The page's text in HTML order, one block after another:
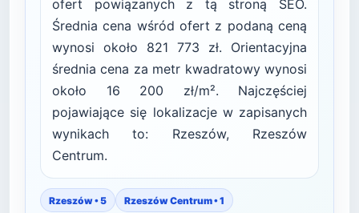
ofert powiązanych z tą stroną SEO.
Średnia cena wśród ofert z podaną ceną
wynosi około 821 773 zł. Orientacyjna
średnia cena za metr kwadratowy wynosi
około 16 200 zł/m². Najczęściej
pojawiające się lokalizacje w zapisanych
wynikach to: Rzeszów, Rzeszów
Centrum.
Rzeszów • 5 Rzeszów Centrum • 1